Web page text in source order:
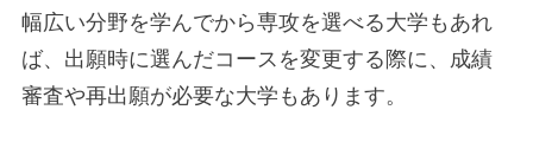
幅広い分野を学んでから専攻を選べる大学もあれ
ば、出願時に選んだコースを変更する際に、成績
審査や再出願が必要な大学もあります。